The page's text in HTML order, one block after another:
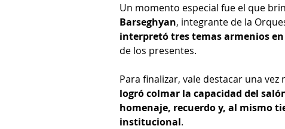
Un momento especial fue el que
Barseghyan, integrante de la
interpretó tres temas armenios
de los presentes.
Para finalizar, vale destacar una vez
logró colmar la capacidad del
homenaje, recuerdo y, al mismo
institucional.